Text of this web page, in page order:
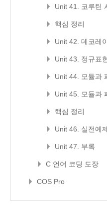
Unit 41. 코루틴
핵심 정리
Unit 42. 데코레
Unit 43. 정규표
Unit 44. 모듈과
Unit 45. 모듈과
핵심 정리
Unit 46. 실전예
Unit 47. 부록
C 언어 코딩 도장
COS Pro